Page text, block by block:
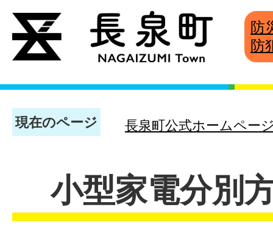
防
防
現在のページ 長泉町公式ホームペー
小型家電分別